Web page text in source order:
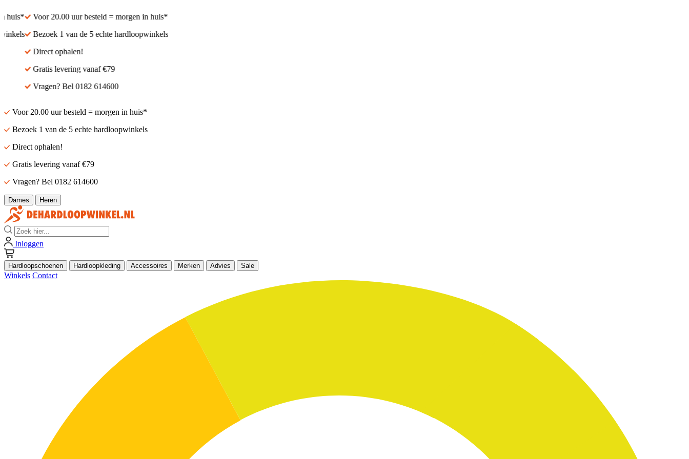
huis*
Voor 20.00 uur besteld = morgen in huis*
Bezoek 1 van de 5 echte hardloopwinkels
Direct ophalen!
Gratis levering vanaf €79
Vragen? Bel 0182 614600
Voor 20.00 uur besteld = morgen in huis*
Bezoek 1 van de 5 echte hardloopwinkels
Direct ophalen!
Gratis levering vanaf €79
Vragen? Bel 0182 614600
Dames Heren
Zoek
Inloggen
Hardloopschoenen Hardloopkleding Accessoires Merken Advies Sale
Winkels Contact